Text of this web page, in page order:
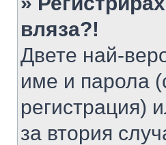
вляза?!
Двете най-
име и парола
регистрация)
за втория